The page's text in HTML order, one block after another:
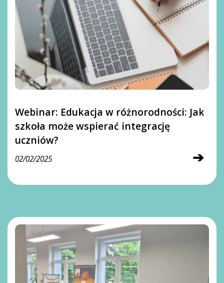
Webinar: Edukacja w różnorodności: Jak
szkoła może wspierać integrację
uczniów?
➔
02/02/2025